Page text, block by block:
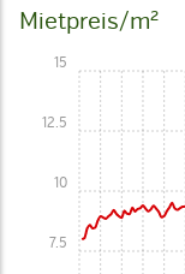
Mietpreis/m²
7.5
10
12.5
15